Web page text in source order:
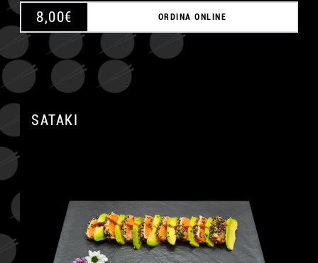
8,00€ ORDINA ONLINE
SATAKI